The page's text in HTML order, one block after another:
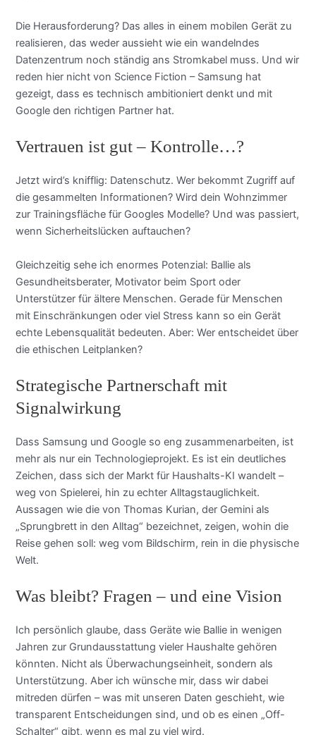
Die Herausforderung? Das alles in einem mobilen Gerät zu
realisieren, das weder aussieht wie ein wandelndes
Datenzentrum noch ständig ans Stromkabel muss. Und wir
reden hier nicht von Science Fiction – Samsung hat
gezeigt, dass es technisch ambitioniert denkt und mit
Google den richtigen Partner hat.
Vertrauen ist gut – Kontrolle…?
Jetzt wird’s knifflig: Datenschutz. Wer bekommt Zugriff auf
die gesammelten Informationen? Wird dein Wohnzimmer
zur Trainingsfläche für Googles Modelle? Und was passiert,
wenn Sicherheitslücken auftauchen?
Gleichzeitig sehe ich enormes Potenzial: Ballie als
Gesundheitsberater, Motivator beim Sport oder
Unterstützer für ältere Menschen. Gerade für Menschen
mit Einschränkungen oder viel Stress kann so ein Gerät
echte Lebensqualität bedeuten. Aber: Wer entscheidet über
die ethischen Leitplanken?
Strategische Partnerschaft mit
Signalwirkung
Dass Samsung und Google so eng zusammenarbeiten, ist
mehr als nur ein Technologieprojekt. Es ist ein deutliches
Zeichen, dass sich der Markt für Haushalts-KI wandelt –
weg von Spielerei, hin zu echter Alltagstauglichkeit.
Aussagen wie die von Thomas Kurian, der Gemini als
„Sprungbrett in den Alltag“ bezeichnet, zeigen, wohin die
Reise gehen soll: weg vom Bildschirm, rein in die physische
Welt.
Was bleibt? Fragen – und eine Vision
Ich persönlich glaube, dass Geräte wie Ballie in wenigen
Jahren zur Grundausstattung vieler Haushalte gehören
könnten. Nicht als Überwachungseinheit, sondern als
Unterstützung. Aber ich wünsche mir, dass wir dabei
mitreden dürfen – was mit unseren Daten geschieht, wie
transparent Entscheidungen sind, und ob es einen „Off-
Schalter“ gibt, wenn es mal zu viel wird.